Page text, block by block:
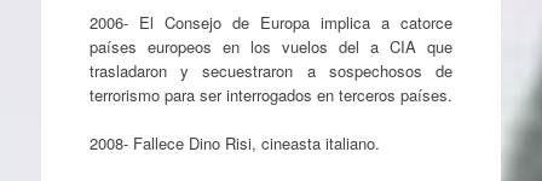
2006- El Consejo de Europa implica a catorce
países europeos en los vuelos del a CIA que
trasladaron y secuestraron a sospechosos de
terrorismo para ser interrogados en terceros países.
2008- Fallece Dino Risi, cineasta italiano.